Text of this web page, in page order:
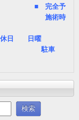
全予
時
曜